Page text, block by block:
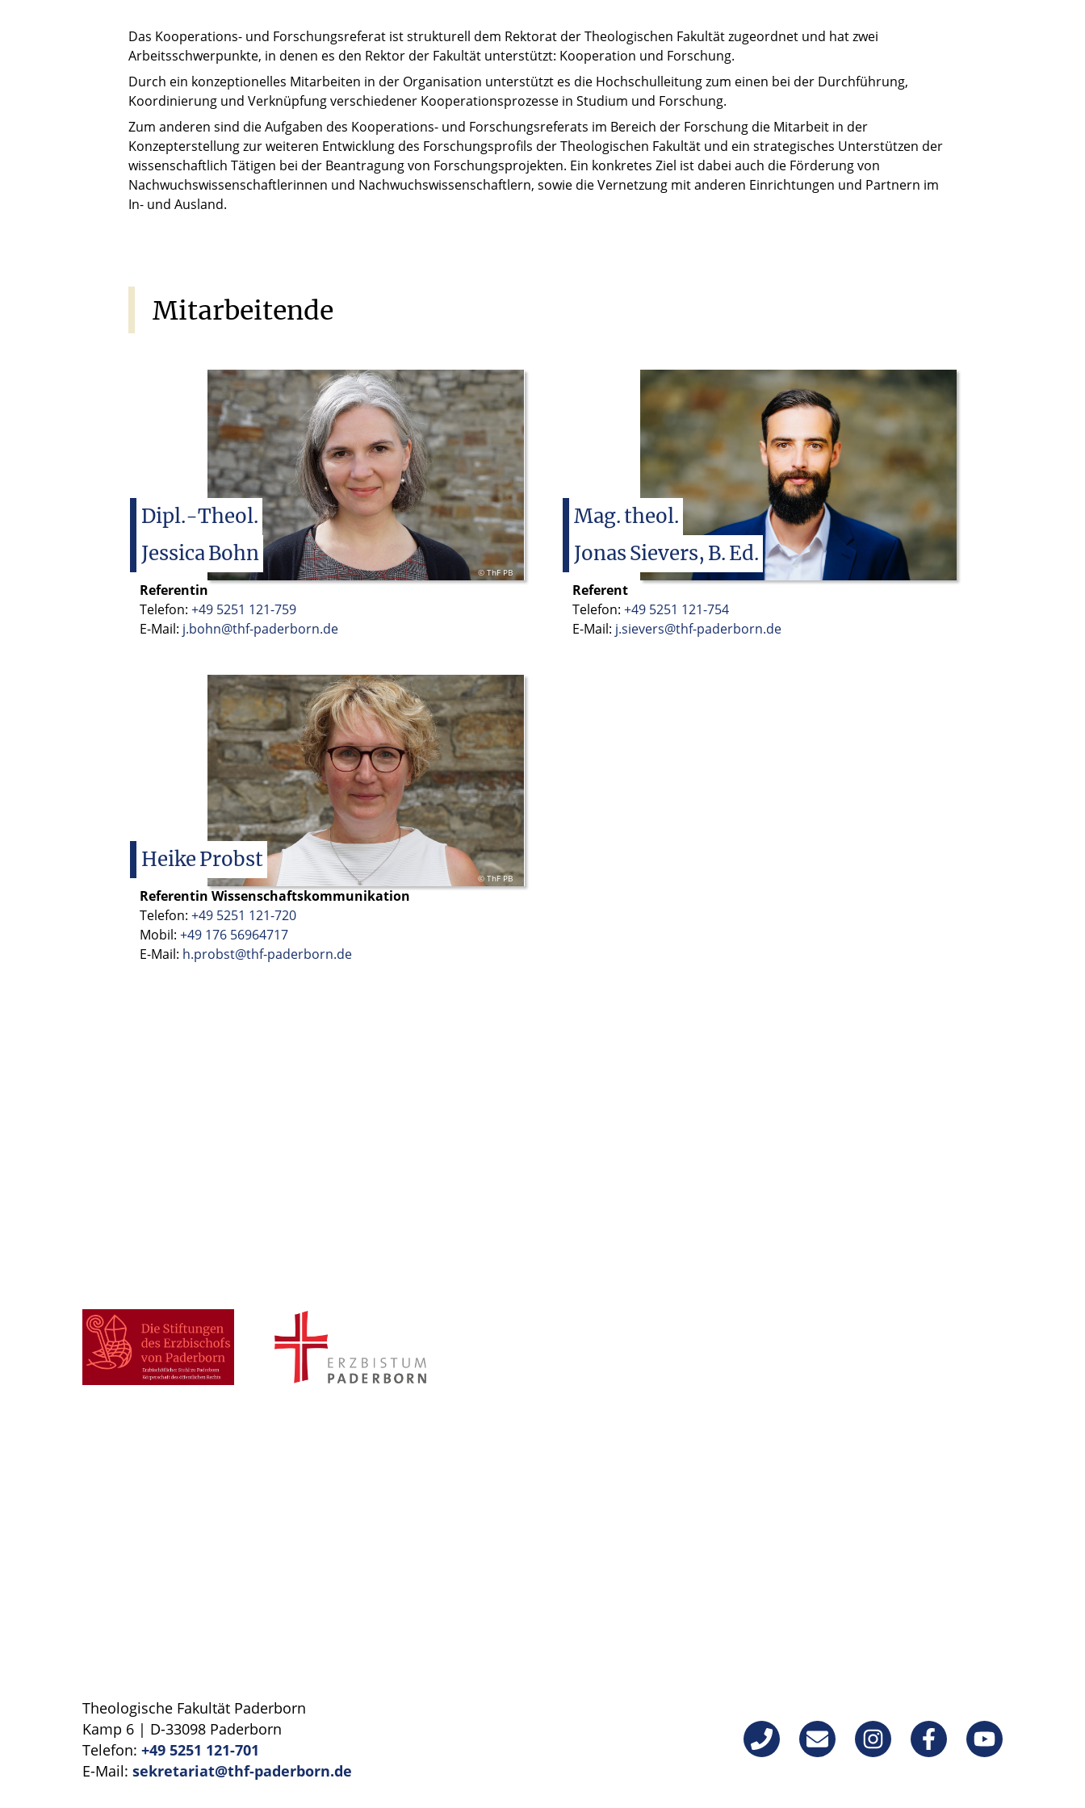
Das Kooperations- und Forschungsreferat ist strukturell dem Rektorat der Theologischen Fakultät zugeordnet und hat zwei
Arbeitsschwerpunkte, in denen es den Rektor der Fakultät unterstützt: Kooperation und Forschung.
Durch ein konzeptionelles Mitarbeiten in der Organisation unterstützt es die Hochschulleitung zum einen bei der Durchführung,
Koordinierung und Verknüpfung verschiedener Kooperationsprozesse in Studium und Forschung.
Zum anderen sind die Aufgaben des Kooperations- und Forschungsreferats im Bereich der Forschung die Mitarbeit in der
Konzepterstellung zur weiteren Entwicklung des Forschungsprofils der Theologischen Fakultät und ein strategisches Unterstützen der
wissenschaftlich Tätigen bei der Beantragung von Forschungsprojekten. Ein konkretes Ziel ist dabei auch die Förderung von
Nachwuchswissenschaftlerinnen und Nachwuchswissenschaftlern, sowie die Vernetzung mit anderen Einrichtungen und Partnern im
In- und Ausland.
Mitarbeitende
© ThF PB
Dipl.-Theol.
JessicaBohn
Referentin
Telefon: +49 5251 121-759
E-Mail: j.bohn@thf-paderborn.de
Mag.theol.
JonasSievers, B.Ed.
Referent
Telefon: +49 5251 121-754
E-Mail: j.sievers@thf-paderborn.de
© ThF PB
HeikeProbst
Referentin Wissenschaftskommunikation
Telefon: +49 5251 121-720
Mobil: +49 176 56964717
E-Mail: h.probst@thf-paderborn.de
Theologische Fakultät Paderborn
Kamp 6 | D-33098 Paderborn
Telefon: +49 5251 121-701
E-Mail: sekretariat@thf-paderborn.de